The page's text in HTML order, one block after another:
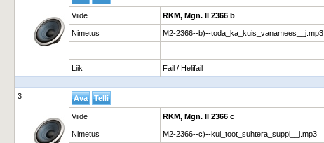
Viide RKM, Mgn. II 2366 b
Nimetus M2-2366--b)--toda_ka_kuis_vanamees__j.mp3
Liik Fail / Helifail
3
Viide RKM, Mgn. II 2366 c
Nimetus M2-2366--c)--kui_toot_suhtera_suppi__j.mp3